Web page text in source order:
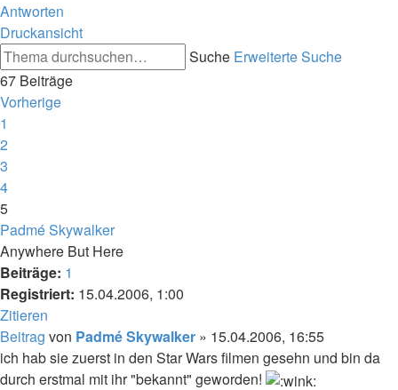
Antworten
Druckansicht
Suche Erweiterte Suche
67 Beiträge
Vorherige
1
2
3
4
5
Padmé Skywalker
Anywhere But Here
Beiträge: 1
Registriert: 15.04.2006, 1:00
Zitieren
Beitrag von Padmé Skywalker » 15.04.2006, 16:55
ich hab sie zuerst in den Star Wars filmen gesehn und bin da
durch erstmal mit ihr "bekannt" geworden!